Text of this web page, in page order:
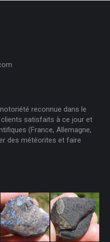
reconnue dans le
satisfaits à ce jour et
(France, Allemagne,
des météorites et faire